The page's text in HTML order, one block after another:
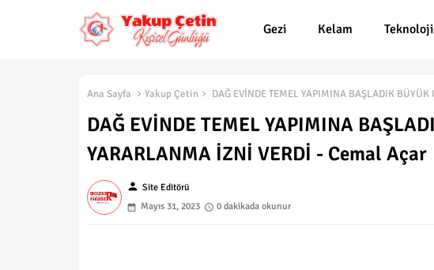
Gezi Kelam Teknoloji
Ana Sayfa Yakup Çetin DAĞ EVİNDE TEMEL YAPIMINA BAŞLADIK
DAĞ EVİNDE TEMEL YAPIMINA
YARARLANMA İZNİ VERDİ - Cemal Açar
person Site Editörü
Mayıs 31, 2023
0 dakikada okunur